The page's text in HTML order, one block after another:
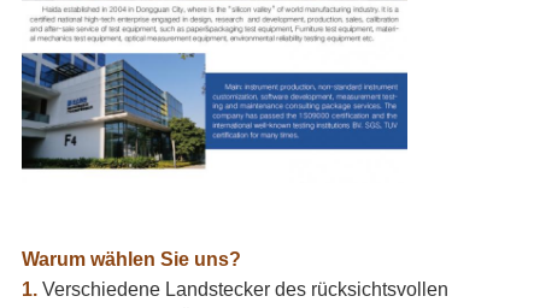
Warum wählen Sie uns?
1. Verschiedene Landstecker des rücksichtsvollen